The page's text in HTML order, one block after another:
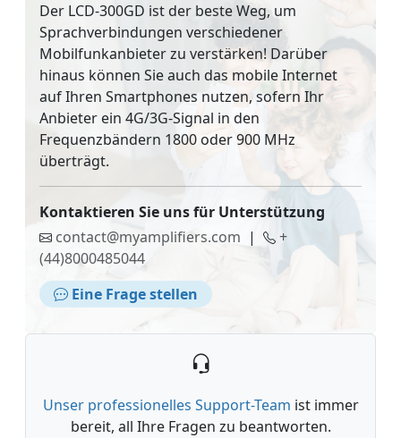
Der LCD-300GD ist der beste Weg, um
Sprachverbindungen verschiedener
Mobilfunkanbieter zu verstärken! Darüber
hinaus können Sie auch das mobile Internet
auf Ihren Smartphones nutzen, sofern Ihr
Anbieter ein 4G/3G-Signal in den
Frequenzbändern 1800 oder 900 MHz
überträgt.
Kontaktieren Sie uns für Unterstützung
contact@myamplifiers.com |
+
(44)8000485044
Eine Frage stellen
Unser professionelles Support-Team ist immer
bereit, all Ihre Fragen zu beantworten.